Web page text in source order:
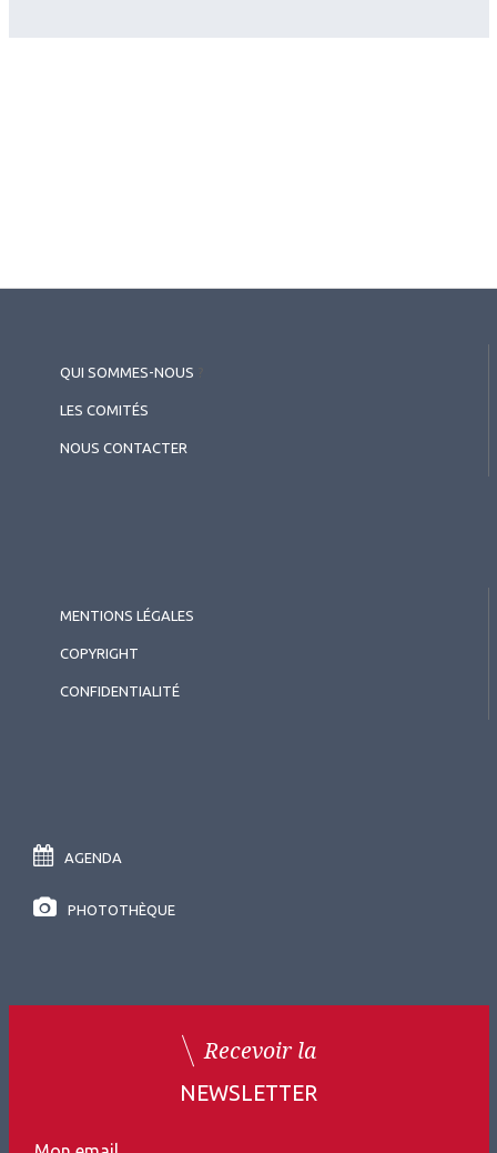
QUI SOMMES-NOUS
LES COMITÉS
NOUS CONTACTER
MENTIONS LÉGALES
COPYRIGHT
CONFIDENTIALITÉ
AGENDA
PHOTOTHÈQUE
Recevoir la
NEWSLETTER